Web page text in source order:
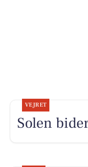
VEJRET
Solen